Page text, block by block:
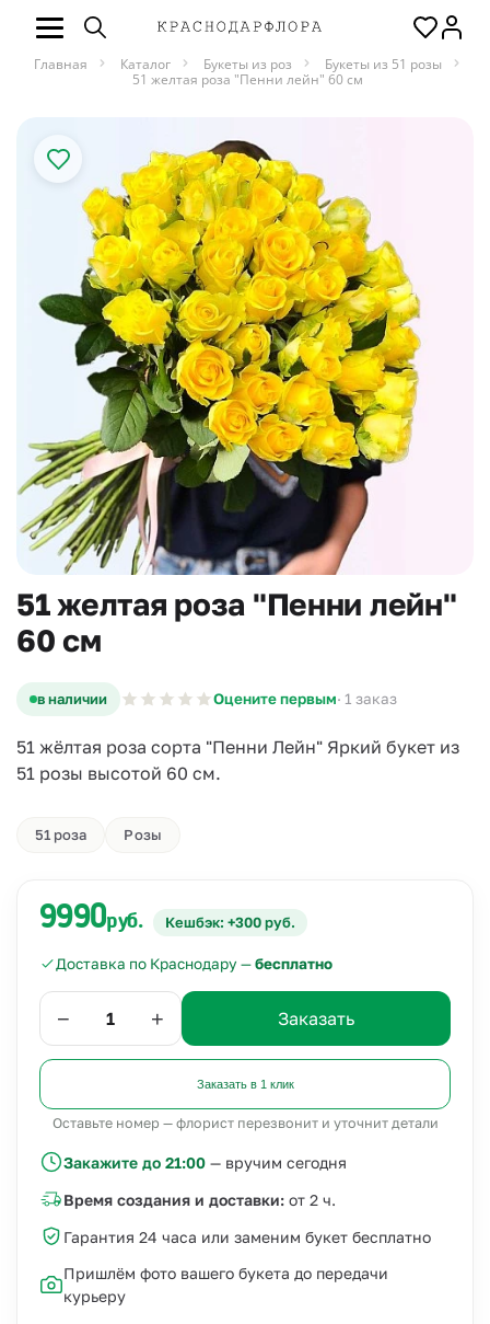
Главная Каталог Букеты из роз
Букеты из 51 розы
51 желтая роза "Пенни лейн" 60 см
51 желтая роза "Пенни лейн"
60 см
в наличии Оцените первым· 1 заказ
51 жёлтая роза сорта "Пенни Лейн" Яркий букет из
51 розы высотой 60 см.
51 роза Розы
9990руб. Кешбэк: +300 руб.
Доставка по Краснодару —бесплатно
− + Заказать
Заказать в 1 клик
Оставьте номер — флорист перезвонит и уточнит детали
Закажите до 21:00 — вручим сегодня
Время создания и доставки: от 2 ч.
Гарантия 24 часа или заменим букет бесплатно
Пришлём фото вашего букета до передачи
курьеру